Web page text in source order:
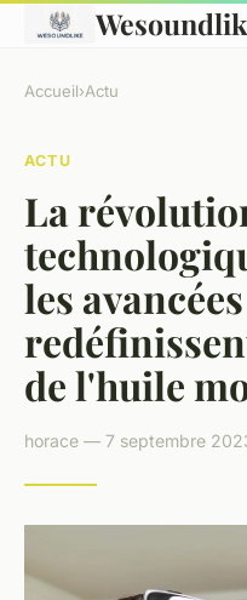
Accueil›Actu
ACTU
La
les
de l'huile
horace — 7 septembre